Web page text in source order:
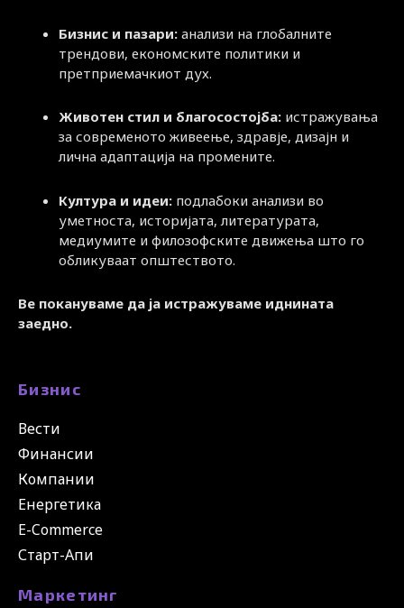
Бизнис и пазари: анализи на глобалните
трендови, економските политики и
претприемачкиот дух.
Животен стил и благосостојба: истражувања
за современото живеење, здравје, дизајн и
лична адаптација на промените.
Култура и идеи: подлабоки анализи во
уметноста, историјата, литературата,
медиумите и филозофските движења што го
обликуваат општеството.
Ве покануваме да ја истражуваме иднината
заедно.
Бизнис
Вести
Финансии
Компании
Енергетика
E-Commerce
Старт-Апи
Маркетинг